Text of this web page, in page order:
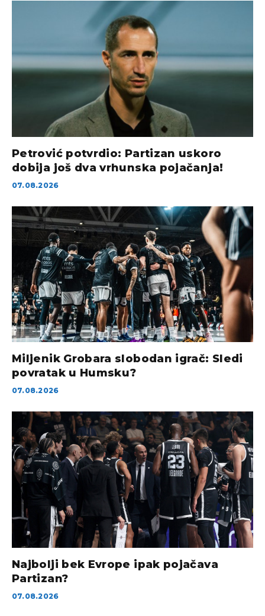
Petrović potvrdio: Partizan uskoro
dobija još dva vrhunska pojačanja!
07.08.2026
Miljenik Grobara slobodan igrač: Sledi
povratak u Humsku?
07.08.2026
Najbolji bek Evrope ipak pojačava
Partizan?
07.08.2026